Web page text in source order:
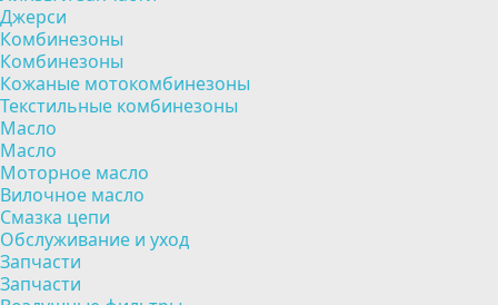
Джерси
Комбинезоны
Комбинезоны
Кожаные мотокомбинезоны
Текстильные комбинезоны
Масло
Масло
Моторное масло
Вилочное масло
Смазка цепи
Обслуживание и уход
Запчасти
Запчасти